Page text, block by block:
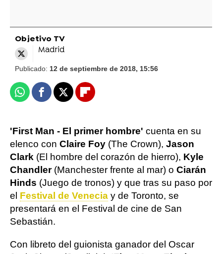
Objetivo TV
Madrid
Publicado: 12 de septiembre de 2018, 15:56
WhatsappFacebook
X Flipboard
'First Man - El primer hombre' cuenta en su
elenco con Claire Foy (The Crown), Jason
Clark (El hombre del corazón de hierro), Kyle
Chandler(Manchester frente al mar) o Ciarán
Hinds (Juego de tronos) y que tras su paso por
el Festival de Venecia y de Toronto, se
presentará en el Festival de cine de San
Sebastián.
Con libreto del guionista ganador del Oscar